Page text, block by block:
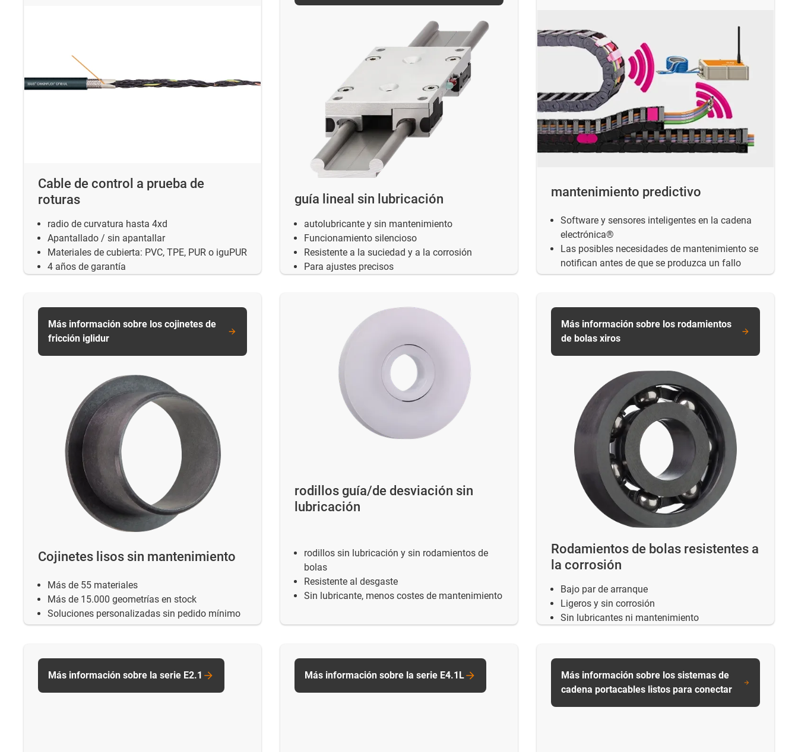
Cable de control a prueba de
roturas
radio de curvatura hasta 4xd
Apantallado / sin apantallar
Materiales de cubierta: PVC, TPE, PUR o iguPUR
4 años de garantía
guía lineal sin lubricación
autolubricante y sin mantenimiento
Funcionamiento silencioso
Resistente a la suciedad y a la corrosión
Para ajustes precisos
mantenimiento predictivo
Software y sensores inteligentes en la cadena
electrónica®
Las posibles necesidades de mantenimiento se
notifican antes de que se produzca un fallo
Cojinetes lisos sin mantenimiento
Más de 55 materiales
Más de 15.000 geometrías en stock
Soluciones personalizadas sin pedido mínimo
Más información sobre los cojinetes de
fricción iglidur
rodillos guía/de desviación sin
lubricación
rodillos sin lubricación y sin rodamientos de
bolas
Resistente al desgaste
Sin lubricante, menos costes de mantenimiento
Rodamientos de bolas resistentes a
la corrosión
Bajo par de arranque
Ligeros y sin corrosión
Sin lubricantes ni mantenimiento
Más información sobre los rodamientos
de bolas xiros
Más información sobre la serie E2.1 Más información sobre la serie E4.1L
Más información sobre los sistemas de
cadena portacables listos para conectar